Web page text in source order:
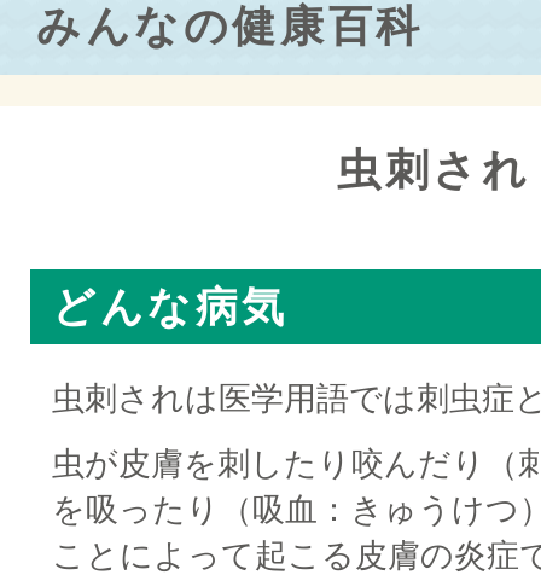
みんなの健康百科
虫刺され
どんな病気
虫刺されは医学用語では刺虫症
虫が皮膚を刺したり咬んだり（
を吸ったり（吸血：きゅうけつ
ことによって起こる皮膚の炎症